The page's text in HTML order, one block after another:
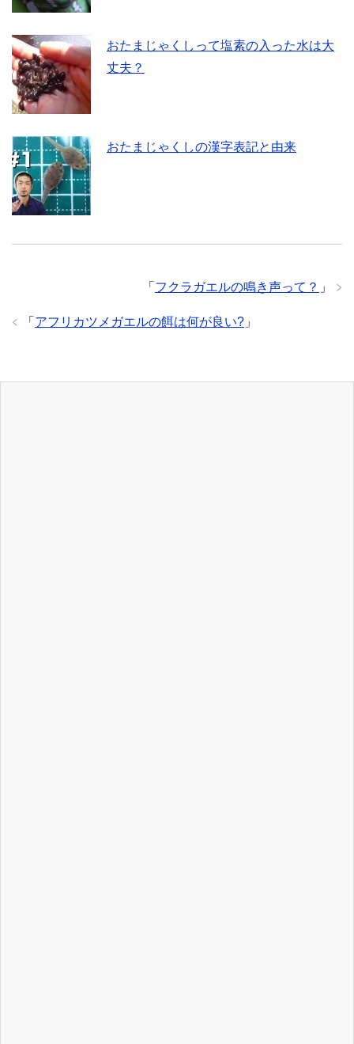
おたまじゃくしって塩素の入った水は大
丈夫？
おたまじゃくしの漢字表記と由来
「 フクラガエルの鳴き声って？ 」
「 アフリカツメガエルの餌は何が良い? 」